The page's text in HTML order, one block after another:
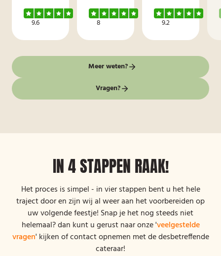
9.6 8 9.2
Meer weten?
Vragen?
IN 4 STAPPEN RAAK!
Het proces is simpel - in vier stappen bent u het hele
traject door en zijn wij al weer aan het voorbereiden op
uw volgende feestje! Snap je het nog steeds niet
helemaal? dan kunt u gerust naar onze 'veelgestelde
vragen' kijken of contact opnemen met de desbetreffende
cateraar!